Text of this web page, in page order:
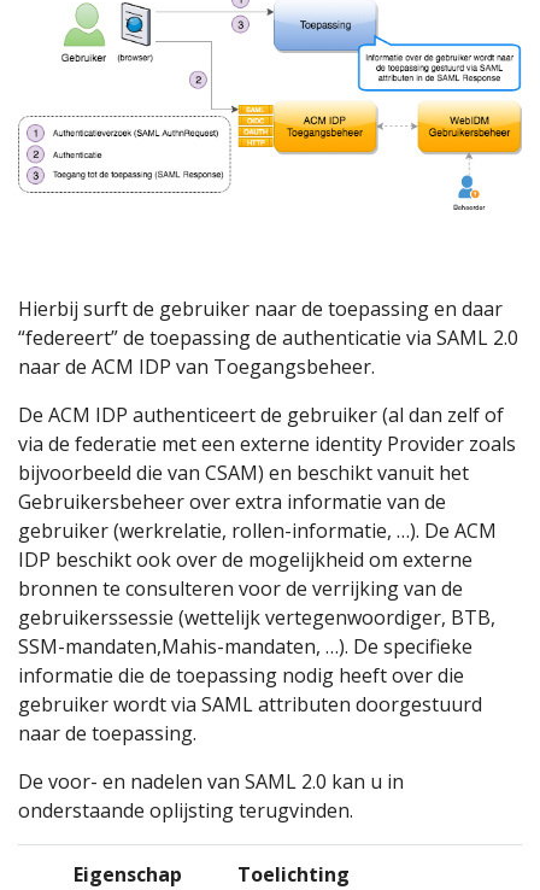
Hierbij surft de gebruiker naar de toepassing en daar
“federeert” de toepassing de authenticatie via SAML 2.0
naar de ACM IDP van Toegangsbeheer.
De ACM IDP authenticeert de gebruiker (al dan zelf of
via de federatie met een externe identity Provider zoals
bijvoorbeeld die van CSAM) en beschikt vanuit het
Gebruikersbeheer over extra informatie van de
gebruiker (werkrelatie, rollen-informatie, …). De ACM
IDP beschikt ook over de mogelijkheid om externe
bronnen te consulteren voor de verrijking van de
gebruikerssessie (wettelijk vertegenwoordiger, BTB,
SSM-mandaten,Mahis-mandaten, …). De specifieke
informatie die de toepassing nodig heeft over die
gebruiker wordt via SAML attributen doorgestuurd
naar de toepassing.
De voor- en nadelen van SAML 2.0 kan u in
onderstaande oplijsting terugvinden.
Eigenschap Toelichting